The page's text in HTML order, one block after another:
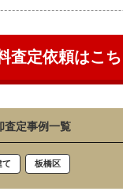
査定依頼はこ
査定事例一覧
て 板橋区